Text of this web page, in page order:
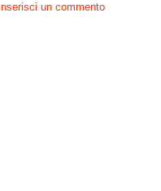
Inserisci un commento